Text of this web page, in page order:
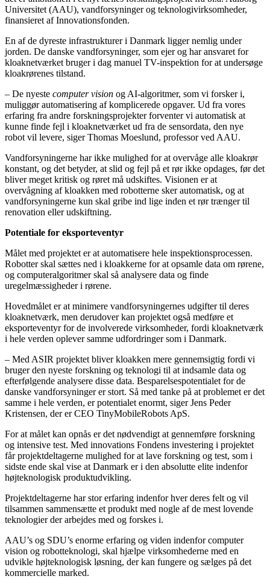
Universitet (AAU), vandforsyninger og teknologivirksomheder,
finansieret af Innovationsfonden.
En af de dyreste infrastrukturer i Danmark ligger nemlig under
jorden. De danske vandforsyninger, som ejer og har ansvaret for
kloaknetværket bruger i dag manuel TV-inspektion for at undersøge
kloakrørenes tilstand.
– De nyeste computer vision og AI-algoritmer, som vi forsker i,
muliggør automatisering af komplicerede opgaver. Ud fra vores
erfaring fra andre forskningsprojekter forventer vi automatisk at
kunne finde fejl i kloaknetværket ud fra de sensordata, den nye
robot vil levere, siger Thomas Moeslund, professor ved AAU.
Vandforsyningerne har ikke mulighed for at overvåge alle kloakrør
konstant, og det betyder, at slid og fejl på et rør ikke opdages, før det
bliver meget kritisk og røret må udskiftes. Visionen er at
overvågning af kloakken med robotterne sker automatisk, og at
vandforsyningerne kun skal gribe ind lige inden et rør trænger til
renovation eller udskiftning.
Potentiale for eksporteventyr
Målet med projektet er at automatisere hele inspektionsprocessen.
Robotter skal sættes ned i kloakkerne for at opsamle data om rørene,
og computeralgoritmer skal så analysere data og finde
uregelmæssigheder i rørene.
Hovedmålet er at minimere vandforsyningernes udgifter til deres
kloaknetværk, men derudover kan projektet også medføre et
eksporteventyr for de involverede virksomheder, fordi kloaknetværk
i hele verden oplever samme udfordringer som i Danmark.
– Med ASIR projektet bliver kloakken mere gennemsigtig fordi vi
bruger den nyeste forskning og teknologi til at indsamle data og
efterfølgende analysere disse data. Besparelsespotentialet for de
danske vandforsyninger er stort. Så med tanke på at problemet er det
samme i hele verden, er potentialet enormt, siger Jens Peder
Kristensen, der er CEO TinyMobileRobots ApS.
For at målet kan opnås er det nødvendigt at gennemføre forskning
og intensive test. Med innovations Fondens investering i projektet
får projektdeltagerne mulighed for at lave forskning og test, som i
sidste ende skal vise at Danmark er i den absolutte elite indenfor
højteknologisk produktudvikling.
Projektdeltagerne har stor erfaring indenfor hver deres felt og vil
tilsammen sammensætte et produkt med nogle af de mest lovende
teknologier der arbejdes med og forskes i.
AAU’s og SDU’s enorme erfaring og viden indenfor computer
vision og robotteknologi, skal hjælpe virksomhederne med en
udvikle højteknologisk løsning, der kan fungere og sælges på det
kommercielle marked.